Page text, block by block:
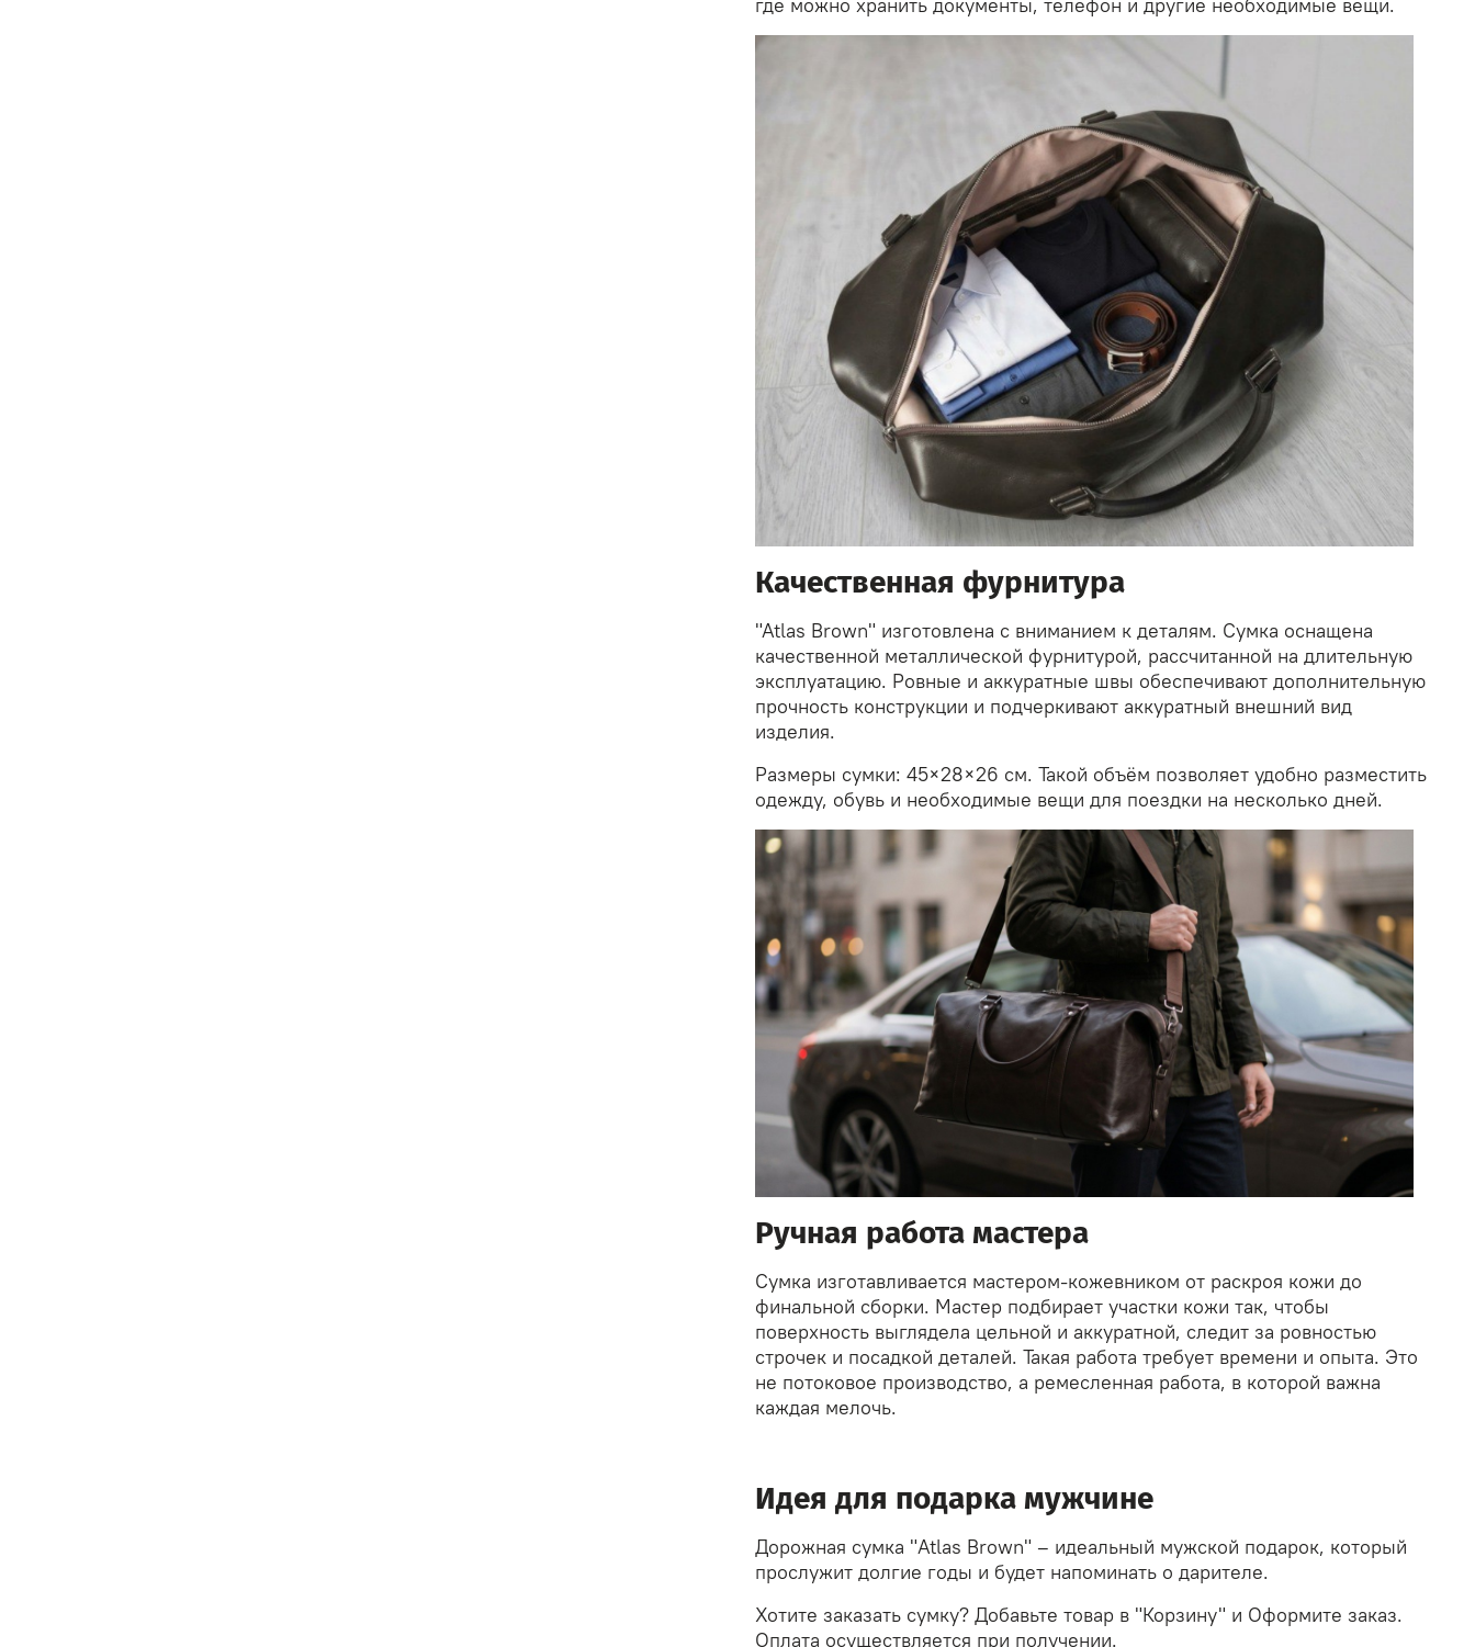
Качественная фурнитура
"Atlas Brown" изготовлена с вниманием к деталям. Сумка оснащена
качественной металлической фурнитурой, рассчитанной на длительную
эксплуатацию. Ровные и аккуратные швы обеспечивают дополнительную
прочность конструкции и подчеркивают аккуратный внешний вид
изделия.
Размеры сумки: 45×28×26 см. Такой объём позволяет удобно разместить
одежду, обувь и необходимые вещи для поездки на несколько дней.
Ручная работа мастера
Сумка изготавливается мастером-кожевником от раскроя кожи до
финальной сборки. Мастер подбирает участки кожи так, чтобы
поверхность выглядела цельной и аккуратной, следит за ровностью
строчек и посадкой деталей. Такая работа требует времени и опыта. Это
не потоковое производство, а ремесленная работа, в которой важна
каждая мелочь.
Идея для подарка мужчине
Дорожная сумка "Atlas Brown" – идеальный мужской подарок, который
прослужит долгие годы и будет напоминать о дарителе.
Хотите заказать сумку? Добавьте товар в "Корзину" и Оформите заказ.
Оплата осуществляется при получении.